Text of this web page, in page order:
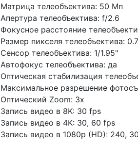
Матрица телеобъектива: 50 Мп
Апертура телеобъектива: f/2.6
Фокусное расстояние
Размер пикселя телеобъектива:
Сенсор телеобъектива: 1/1.95"
Автофокус телеобъектива: да
Оптическая стабилизация
Максимальное разрешение
Оптический Zoom: 3x
Запись видео в 8K: 30 fps
Запись видео в 4K: 30, 60 fps
Запись видео в 1080p (HD): 240,